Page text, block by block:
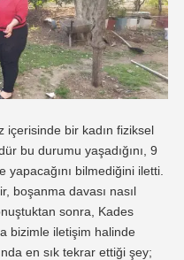
içerisinde bir kadın fiziksel
bu durumu yaşadığını, 9
yapacağını bilmediğini iletti.
boşanma davası nasıl
sonra, Kades
bizimle iletişim halinde
en sık tekrar ettiği şey;